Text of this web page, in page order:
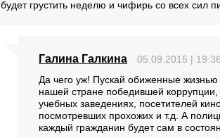
будет грустить неделю и чифирь со всех сил
Галина Галкина
05.09.2015 |
Да чего уж! Пускай обиженные
нашей стране победившей коррупции,
учебных заведениях, посетителей
посмотревших прохожих и т.д. А
каждый гражданин будет сам в